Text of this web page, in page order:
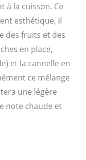
à la cuisson. Ce
esthétique, il
des fruits et des
en place,
et la cannelle en
ce mélange
une légère
note chaude et